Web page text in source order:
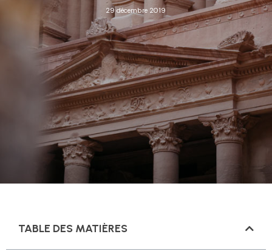
29 décembre 2019
TABLE DES MATIÈRES